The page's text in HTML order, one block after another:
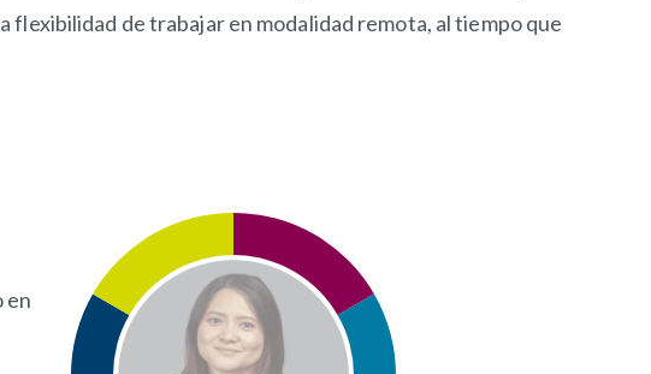
de trabajar en modalidad remota, al tiempo que
en